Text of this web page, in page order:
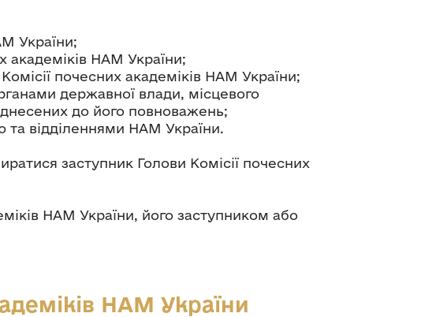
України;
академіків НАМ України;
почесних академіків НАМ України;
державної влади, місцевого
до його повноважень;
та відділеннями НАМ України.
заступник Голови Комісії почесних
НАМ України, його заступником або
НАМ України